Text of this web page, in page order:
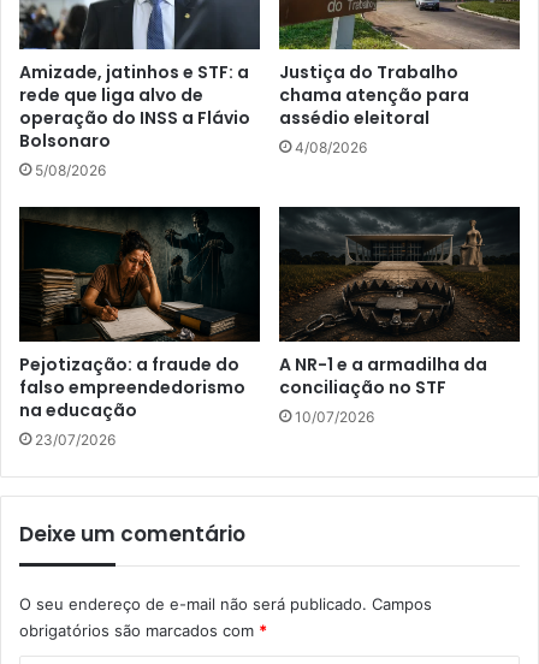
Amizade, jatinhos e STF: a
rede que liga alvo de
operação do INSS a Flávio
Bolsonaro
5/08/2026
Justiça do Trabalho
chama atenção para
assédio eleitoral
4/08/2026
Pejotização: a fraude do
falso empreendedorismo
na educação
23/07/2026
A NR-1 e a armadilha da
conciliação no STF
10/07/2026
Deixe um comentário
O seu endereço de e-mail não será publicado. Campos
obrigatórios são marcados com *